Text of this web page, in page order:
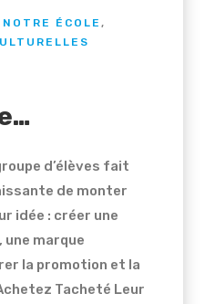
ÉCOLE ,
d’élèves fait
de monter
idée : créer une
marque
la promotion et la
Tacheté Leur